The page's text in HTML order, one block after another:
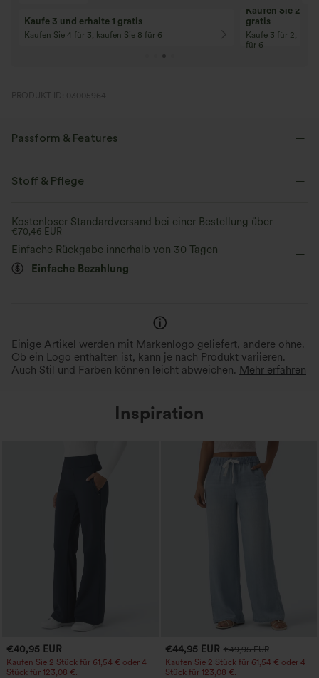
10% Rabatt
Ab einem Bestellwert von 107,00 €!
Code: Aug2026
12% Rabatt
Ab einem
Code: Aug2026
PRODUKT ID: 03005964
Passform & Features
Stoff & Pflege
Kostenloser Standardversand bei einer Bestellung über
€70,46 EUR
Einfache Rückgabe innerhalb von 30 Tagen
Einfache Bezahlung
Einige Artikel werden mit Markenlogo geliefert, andere ohne.
Ob ein Logo enthalten ist, kann je nach Produkt variieren.
Auch Stil und Farben können leicht abweichen. Mehr erfahren
Inspiration
€40,95 EUR
Kaufen Sie 2 Stück für 61,54 € oder 4
Stück für 123,08 €.
€44,95 EUR €49,95 EUR
Kaufen Sie 2 Stück für 61,54 € oder 4
Stück für 123,08 €.